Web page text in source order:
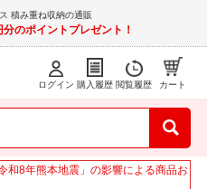
積み重ね収納の通販
のポイントプレゼント！
ログイン 購入履歴 閲覧履歴 カート
和8年熊本地震」の影響による商品お